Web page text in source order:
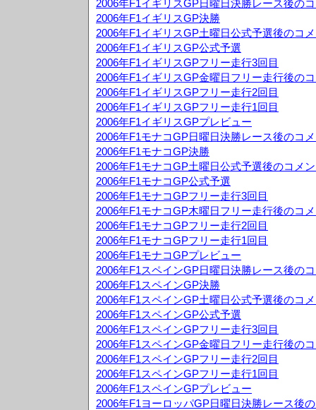
2006年F1イギリスGP日曜日決勝レース後の
2006年F1イギリスGP決勝
2006年F1イギリスGP土曜日公式予選後のコ
2006年F1イギリスGP公式予選
2006年F1イギリスGPフリー走行3回目
2006年F1イギリスGP金曜日フリー走行後の
2006年F1イギリスGPフリー走行2回目
2006年F1イギリスGPフリー走行1回目
2006年F1イギリスGPプレビュー
2006年F1モナコGP日曜日決勝レース後のコ
2006年F1モナコGP決勝
2006年F1モナコGP土曜日公式予選後のコメ
2006年F1モナコGP公式予選
2006年F1モナコGPフリー走行3回目
2006年F1モナコGP木曜日フリー走行後のコ
2006年F1モナコGPフリー走行2回目
2006年F1モナコGPフリー走行1回目
2006年F1モナコGPプレビュー
2006年F1スペインGP日曜日決勝レース後の
2006年F1スペインGP決勝
2006年F1スペインGP土曜日公式予選後のコ
2006年F1スペインGP公式予選
2006年F1スペインGPフリー走行3回目
2006年F1スペインGP金曜日フリー走行後の
2006年F1スペインGPフリー走行2回目
2006年F1スペインGPフリー走行1回目
2006年F1スペインGPプレビュー
2006年F1ヨーロッパGP日曜日決勝レース後